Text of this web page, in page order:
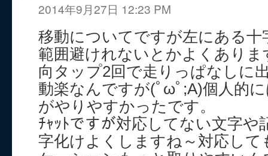
2014年9月27日 12:23 PM
移動についてですが左にある十
範囲避けれないとかよくありま
向タップ2回で走りっぱなしに
動楽なんですが(ﾟωﾟ;A)個人的
がやりやすかったです。
ﾁｬｯﾄですが対応してない文字や
字化けよくしますね～対応し